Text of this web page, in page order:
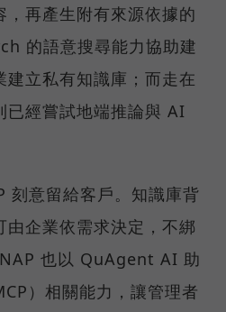
再產生附有來源依據的
的語意搜尋能力協助建
立私有知識庫；而走在
已經嘗試地端推論與 AI
刻意留給客戶。知識庫背
企業依需求決定，不綁
也以 QuAgent AI 助
）相關能力，讓管理者